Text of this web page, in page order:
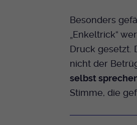
Besonders
„Enkeltrick“
Druck gesetzt.
nicht der
selbst
Stimme, die